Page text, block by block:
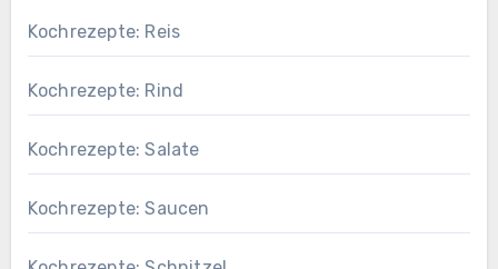
Kochrezepte: Reis
Kochrezepte: Rind
Kochrezepte: Salate
Kochrezepte: Saucen